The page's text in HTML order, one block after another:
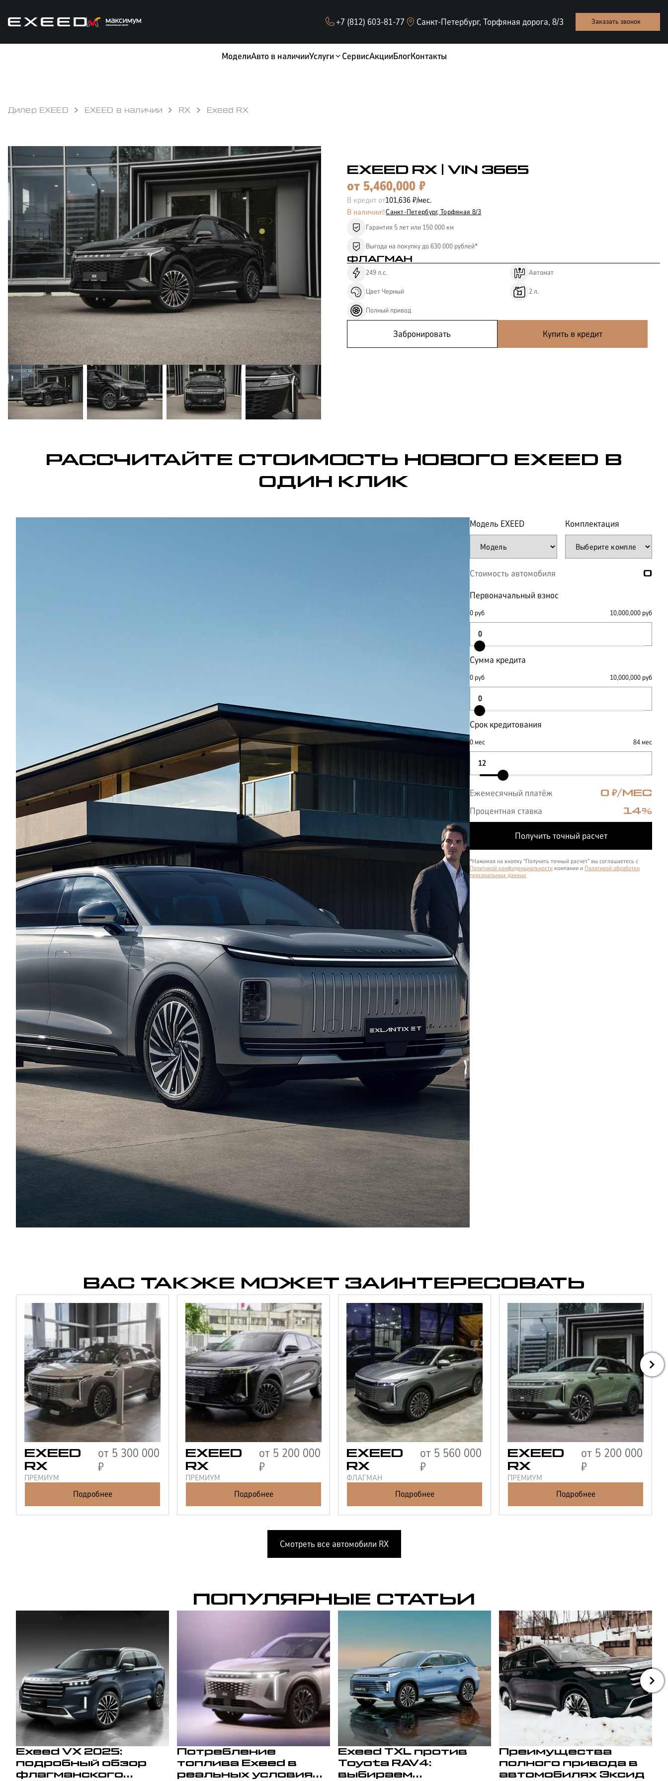
Отправить
Нажимая кнопку “Отправить”, я соглашаюсь на
обработкуперсональных данных
+7 (812) 603-81-77 Санкт-Петербург, Торфяная дорога, 8/3 Заказать звонок
МоделиАвто в наличииУслуги СервисАкцииБлогКонтакты
КРЕДИТ ОБМЕН / TRADE-IN
СТРАХОВАНИЕ ЛИЗИНГ
КОРПОРАТИВНЫМ
КЛИЕНТАМ
Дилер EXEED EXEED в наличии RX Exeed RX
EXEED RX | VIN 3665
от 5,460,000 ₽
В кредит от101,636₽/мес.
В наличии Санкт-Петербург,Торфяная 8/3
Гарантия 5 лет или 150 000 км
Выгода на покупку до 630 000 рублей*
ФЛАГМАН
249л.с.
Автомат
ЦветЧерный 2л.
Полный привод
Забронировать Купить в кредит
РАССЧИТАЙТЕ СТОИМОСТЬ НОВОГО EXEED В
ОДИН КЛИК
Модель EXEED Комплектация
Стоимость автомобиля 0
Первоначальный взнос
0 руб 10,000,000 руб
Сумма кредита
0 руб 10,000,000 руб
Срок кредитования
0 мес 84 мес
Ежемесячный платёж 0 ₽/МЕС
Процентная ставка 14%
Получить точный расчет
*Нажимая на кнопку “Получить точный расчет” вы соглашаетесь с
Политикой конфиденциальности компании и Политикой обработки
персональных данных
ВАС ТАКЖЕ МОЖЕТ ЗАИНТЕРЕСОВАТЬ
EXEED
RX
от 5 300 000
₽
ПРЕМИУМ
Подробнее
EXEED
RX
от 5 200 000
₽
ПРЕМИУМ
Подробнее
EXEED
RX
от 5 560 000
₽
ФЛАГМАН
Подробнее
EXEED
RX
от 5 200 000
₽
ПРЕМИУМ
Подробнее
Смотреть все автомобили RX
ПОПУЛЯРНЫЕ СТАТЬИ
Exeed VX 2025:
подробный обзор
флагманского
Потребление
топлива Exeed в
реальных условиях:
Exeed TXL против
Toyota RAV4:
выбираем
Преимущества
полного привода в
автомобилях Эксид